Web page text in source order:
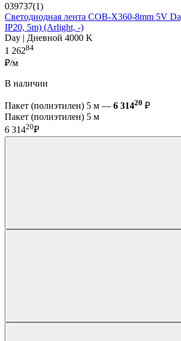
039737(1)
Светодиодная лента COB-X360-8mm 5V
IP20, 5m) (Arlight, -)
Day | Дневной 4000 K
1 26284
₽/м
В наличии
Пакет (полиэтилен) 5 м — 6 31420 ₽
Пакет (полиэтилен) 5 м
6 31420₽